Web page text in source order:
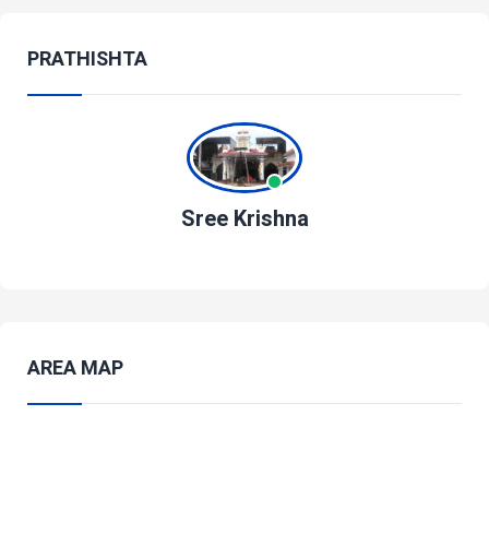
PRATHISHTA
Sree Krishna
AREA MAP